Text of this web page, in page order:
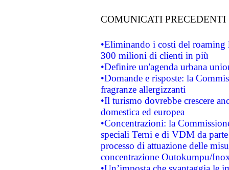
COMUNICATI PRECEDENTI
•Eliminando i costi del roaming
300 milioni di clienti in più
•Definire un'agenda urbana
•Domande e risposte: la
fragranze allergizzanti
•Il turismo dovrebbe crescere
domestica ed europea
•Concentrazioni: la
speciali Terni e di VDM da
processo di attuazione delle
concentrazione Outokumpu/